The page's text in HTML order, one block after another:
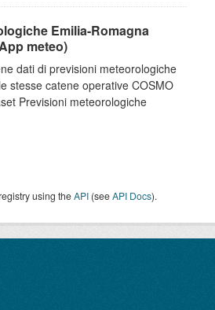
Emilia-Romagna
meteo)
dati di previsioni meteorologiche
stesse catene operative COSMO
Previsioni meteorologiche
using theAPI (seeAPI Docs).